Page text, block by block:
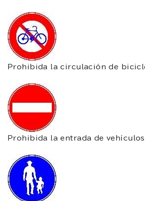
Prohibida la circulación de
Prohibida la entrada de vehículos